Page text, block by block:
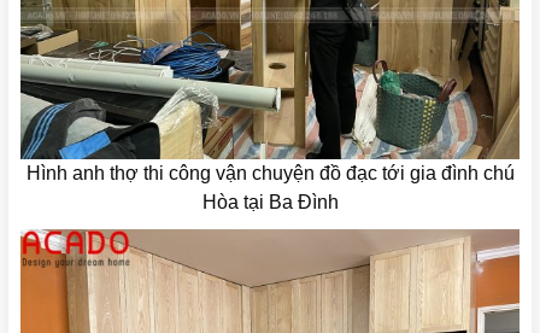
Hình anh thợ thi công vận chuyện đồ đạc tới gia đình chú
Hòa tại Ba Đình